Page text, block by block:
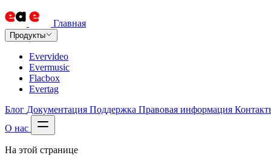
Главная
Продукты
Evervideo
Evermusic
Flacbox
Evertag
Блог Документация Поддержка Правовая информация
О нас
На этой странице